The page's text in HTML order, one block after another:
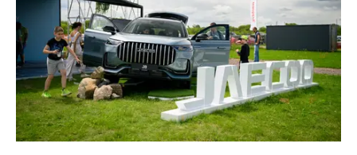
Страхование
Кредитный калькулятор
Аксессуары
Одежда и сувениры
Оригинальные аксессуары
Запчасти
Клиентская поддержка
O&J Автоклуб
Клуб владельцев OMODA
Приложение O&J
Аксессуары
Обратная связь